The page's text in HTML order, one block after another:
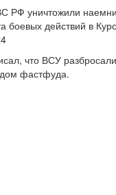
что ВСУ
фастфуда.